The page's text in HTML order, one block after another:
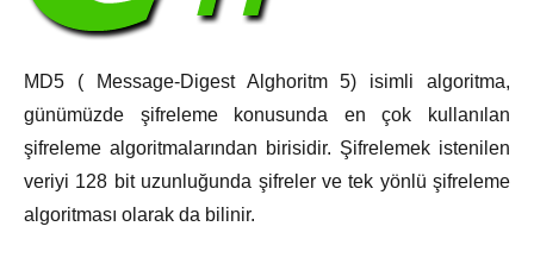
scientists
2025
MD5 ( Message-Digest Alghoritm 5) isimli algoritma,
günümüzde şifreleme konusunda en çok kullanılan
şifreleme algoritmalarından birisidir. Şifrelemek istenilen
veriyi 128 bit uzunluğunda şifreler ve tek yönlü şifreleme
algoritması olarak da bilinir.